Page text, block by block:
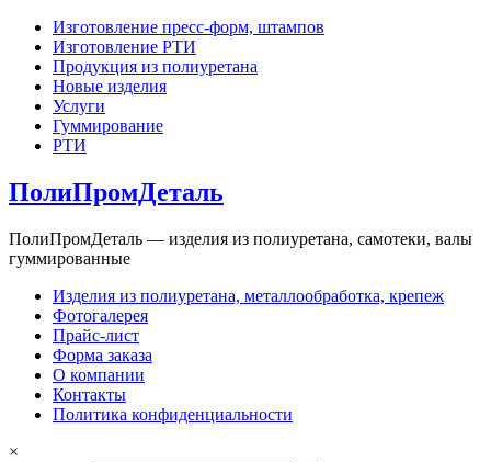
Изготовление пресс-форм, штампов
Изготовление РТИ
Продукция из полиуретана
Новые изделия
Услуги
Гуммирование
РТИ
ПолиПромДеталь
ПолиПромДеталь — изделия из полиуретана, самотеки, валы
гуммированные
Изделия из полиуретана, металлообработка, крепеж
Фотогалерея
Прайс-лист
Форма заказа
О компании
Контакты
Политика конфиденциальности
×